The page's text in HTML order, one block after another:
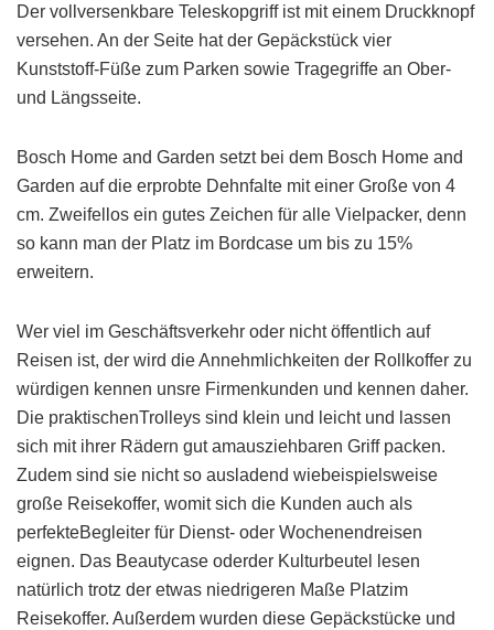
Der vollversenkbare Teleskopgriff ist mit einem Druckknopf
versehen. An der Seite hat der Gepäckstück vier
Kunststoff-Füße zum Parken sowie Tragegriffe an Ober-
und Längsseite.
Bosch Home and Garden setzt bei dem Bosch Home and
Garden auf die erprobte Dehnfalte mit einer Große von 4
cm. Zweifellos ein gutes Zeichen für alle Vielpacker, denn
so kann man der Platz im Bordcase um bis zu 15%
erweitern.
Wer viel im Geschäftsverkehr oder nicht öffentlich auf
Reisen ist, der wird die Annehmlichkeiten der Rollkoffer zu
würdigen kennen unsre Firmenkunden und kennen daher.
Die praktischenTrolleys sind klein und leicht und lassen
sich mit ihrer Rädern gut amausziehbaren Griff packen.
Zudem sind sie nicht so ausladend wiebeispielsweise
große Reisekoffer, womit sich die Kunden auch als
perfekteBegleiter für Dienst- oder Wochenendreisen
eignen. Das Beautycase oderder Kulturbeutel lesen
natürlich trotz der etwas niedrigeren Maße Platzim
Reisekoffer. Außerdem wurden diese Gepäckstücke und